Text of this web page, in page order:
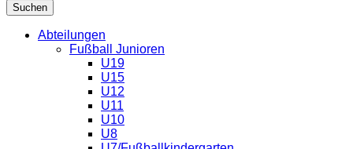
Suchen
Abteilungen
Fußball Junioren
U19
U15
U12
U11
U10
U8